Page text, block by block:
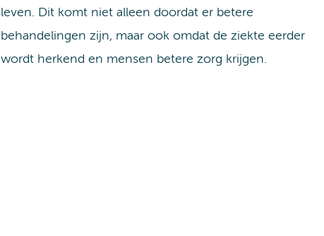
leven. Dit komt niet alleen doordat er betere
behandelingen zijn, maar ook omdat de ziekte eerder
wordt herkend en mensen betere zorg krijgen.